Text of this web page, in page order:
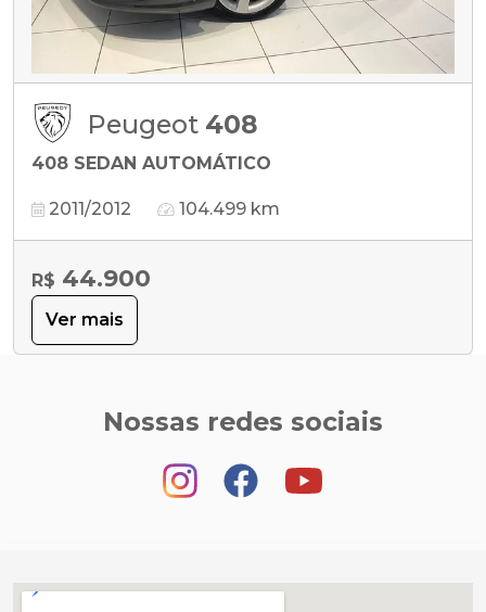
Peugeot 408
408 SEDAN AUTOMÁTICO
2011/2012 104.499 km
R$ 44.900
Ver mais
Nossas redes sociais